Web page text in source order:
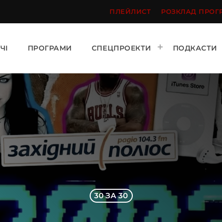
ПЛЕЙЛИСТ РОЗКЛАД
ПРОГРАМИ СПЕЦПРОЕКТИ ПОДКАСТИ
30 ЗА 30